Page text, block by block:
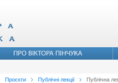
Проєкти Публічні лекції Публічна